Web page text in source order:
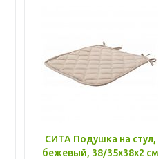
СИТА Подушка на стул,
бежевый, 38/35x38x2 см